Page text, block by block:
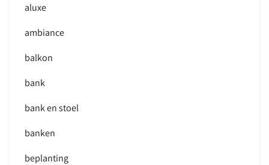
aluxe
ambiance
balkon
bank
bank en stoel
banken
beplanting